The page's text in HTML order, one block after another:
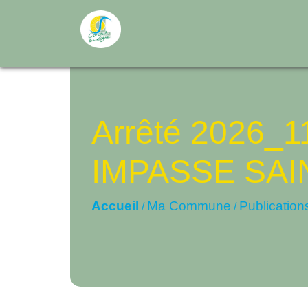
Arrêté
IMPASSE
Accueil / Ma Commune /